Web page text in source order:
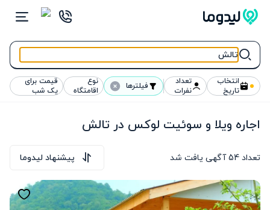
انتخاب
تاریخ
تعداد
نفرات فیلترها نوع
اقامتگاه
قیمت برای
یک شب
اجاره ویلا و سوئیت لوکس در تالش
تعداد54آگهی یافت شد پیشنهاد لیدوما